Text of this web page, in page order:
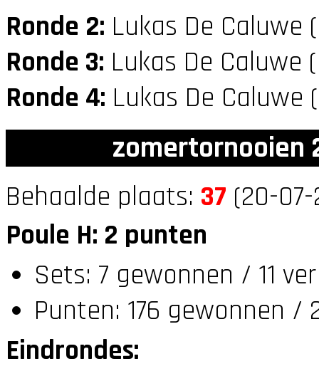
Ronde 2: Lukas De Caluwe
Ronde 3: Lukas De Caluwe
Ronde 4: Lukas De Caluwe
zomertornooien
Behaalde plaats: 37 (20-
Poule H: 2 punten
Sets: 7 gewonnen / 11
Punten: 176 gewonnen /
Eindrondes: